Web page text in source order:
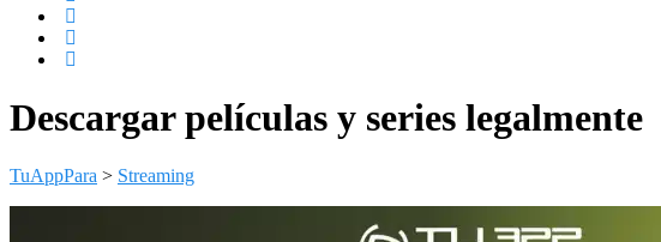
Descargar películas y series legalmente
TuAppPara > Streaming